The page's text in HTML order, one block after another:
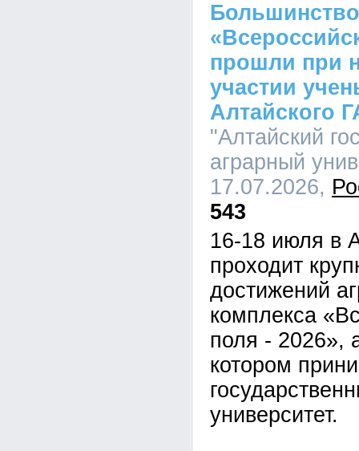
прошли при
участии
Алтайского
"Алтайский
аграрный
17.07.2026,
543
16-18 июля в
проходит
достижений
комплекса
поля - 2026»,
котором
университет.